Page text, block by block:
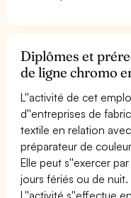
Diplômes et
de ligne chromo
L''activité de cet
d''entreprises de
textile en relation
préparateur de
Elle peut s''exercer
jours fériés ou de nuit.
L''activité s''effectue